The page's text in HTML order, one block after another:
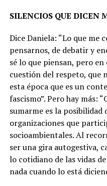
SILENCIOS QUE DICEN
Dice Daniela: “Lo que me
pensarnos, de debatir y
sé lo que piensan, pero en
cuestión del respeto, que
esta época que es un
fascismo”. Pero hay más:
sumarme es la
organizaciones que
socioambientales. Al
ser una gira autogestiva,
lo cotidiano de las vidas
nada cuando lo está